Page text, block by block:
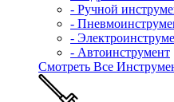
- Ручной
-
-
- Автоинструмент
Смотреть Все